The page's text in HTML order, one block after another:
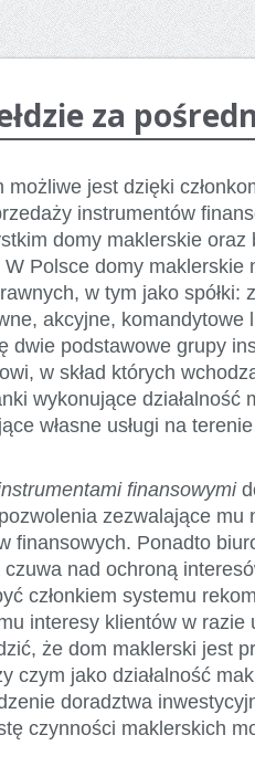
za
jest dzięki
instrumentów
domy maklerskie oraz
Polsce domy maklerskie
w tym jako spółki:
akcyjne, komandytowe
dwie podstawowe grupy
w skład których
wykonujące działalność
własne usługi na
finansowymi
zezwalające
finansowych. Ponadto
nad ochroną
członkiem systemu
interesy klientów w
że dom maklerski jest
czym jako działalność
doradztwa
czynności maklerskich